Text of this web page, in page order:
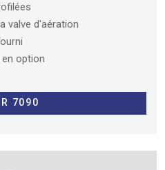
valve d'aération
option
7090